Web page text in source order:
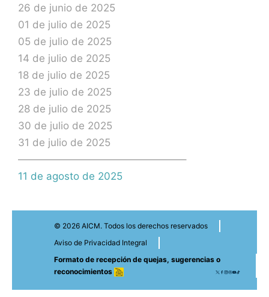
26 de junio de 2025
01 de julio de 2025
05 de julio de 2025
14 de julio de 2025
18 de julio de 2025
23 de julio de 2025
28 de julio de 2025
30 de julio de 2025
31 de julio de 2025
————————————————–
11 de agosto de 2025
© 2026 AICM. Todos los derechos reservados
Aviso de Privacidad Integral
Formato de recepción de quejas, sugerencias o
reconocimientos